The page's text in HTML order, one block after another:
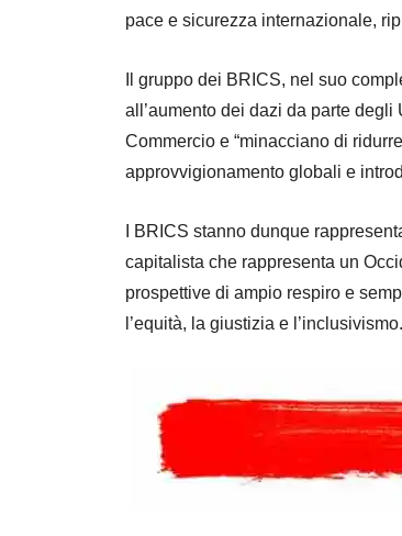
pace e sicurezza internazionale,
Il gruppo dei BRICS, nel suo
all’aumento dei dazi da parte
Commercio e “minacciano di
approvvigionamento globali e
I BRICS stanno dunque
capitalista che rappresenta un
prospettive di ampio respiro e
l’equità, la giustizia e l’inclusivismo.